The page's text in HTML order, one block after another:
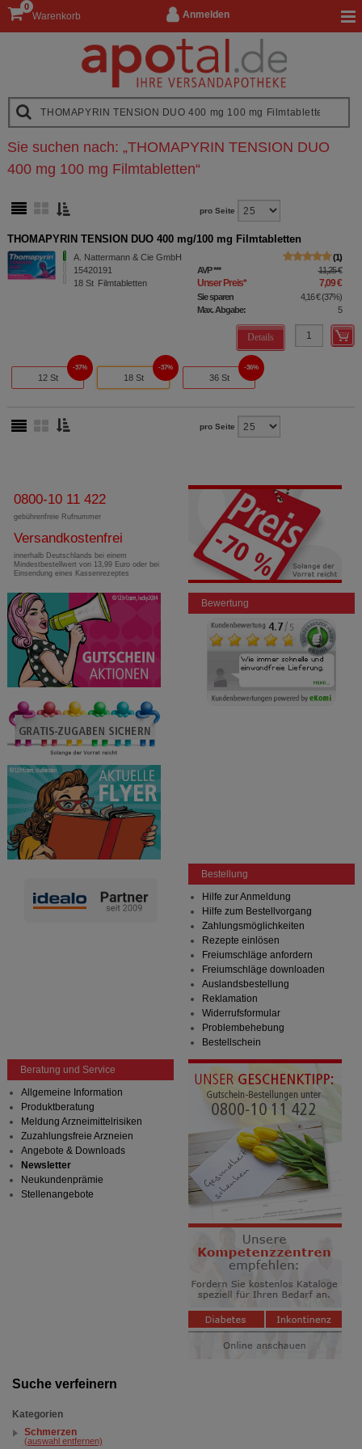
Anmelden
Warenkorb
0
Suche verfeinern
Kategorien
Schmerzen
(auswahl entfernen)
Sie suchen nach: „THOMAPYRIN TENSION DUO
400 mg 100 mg Filmtabletten“
pro Seite
THOMAPYRIN TENSION DUO 400 mg/100 mg Filmtabletten
A. Nattermann & Cie GmbH
15420191
18 St Filmtabletten
1
AVP*** 11,25 €
Unser Preis* 7,09 €
Sie sparen 4,16 €(37%)
Max. Abgabe:
5
Details
12 St
37%
18 St
37%
36 St
36%
pro Seite
0800-10 11 422
gebührenfreie Rufnummer
Versandkostenfrei
innerhalb Deutschlands bei einem
Mindestbestellwert von 13,99 Euro oder bei
Einsendung eines Kassenrezeptes
Bewertung
Bestellung
Hilfe zur Anmeldung
Hilfe zum Bestellvorgang
Zahlungsmöglichkeiten
Rezepte einlösen
Freiumschläge anfordern
Freiumschläge downloaden
Auslandsbestellung
Reklamation
Widerrufsformular
Problembehebung
Bestellschein
Beratung und Service
Allgemeine Information
Produktberatung
Meldung Arzneimittelrisiken
Zuzahlungsfreie Arzneien
Angebote & Downloads
Newsletter
Neukundenprämie
Stellenangebote